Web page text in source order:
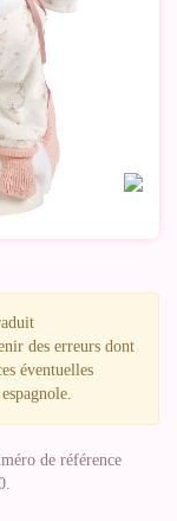
des erreurs dont
éventuelles
de référence